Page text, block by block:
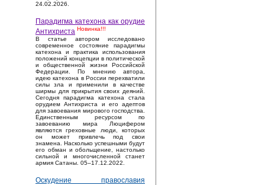
24.02.2026.
Парадигма катехона как орудие
Антихриста Новинка!!!
В статье автором исследовано
современное состояние парадигмы
катехона и практика использования
положений концепции в политической
и общественной жизни Российской
Федерации. По мнению автора,
идею катехона в России перехватили
силы зла и применили в качестве
ширмы для прикрытия своих деяний.
Сегодня парадигма катехона стала
орудием Антихриста и его адептов
для завоевания мирового господства.
Единственным ресурсом по
завоеванию мира Люцифером
являются греховные люди, которых
он может привлечь под свои
знамена. Насколько успешными будут
его обман и обольщение, настолько
сильной и многочисленной станет
армия Сатаны. 05–17.12.2022.
Оскудение православия